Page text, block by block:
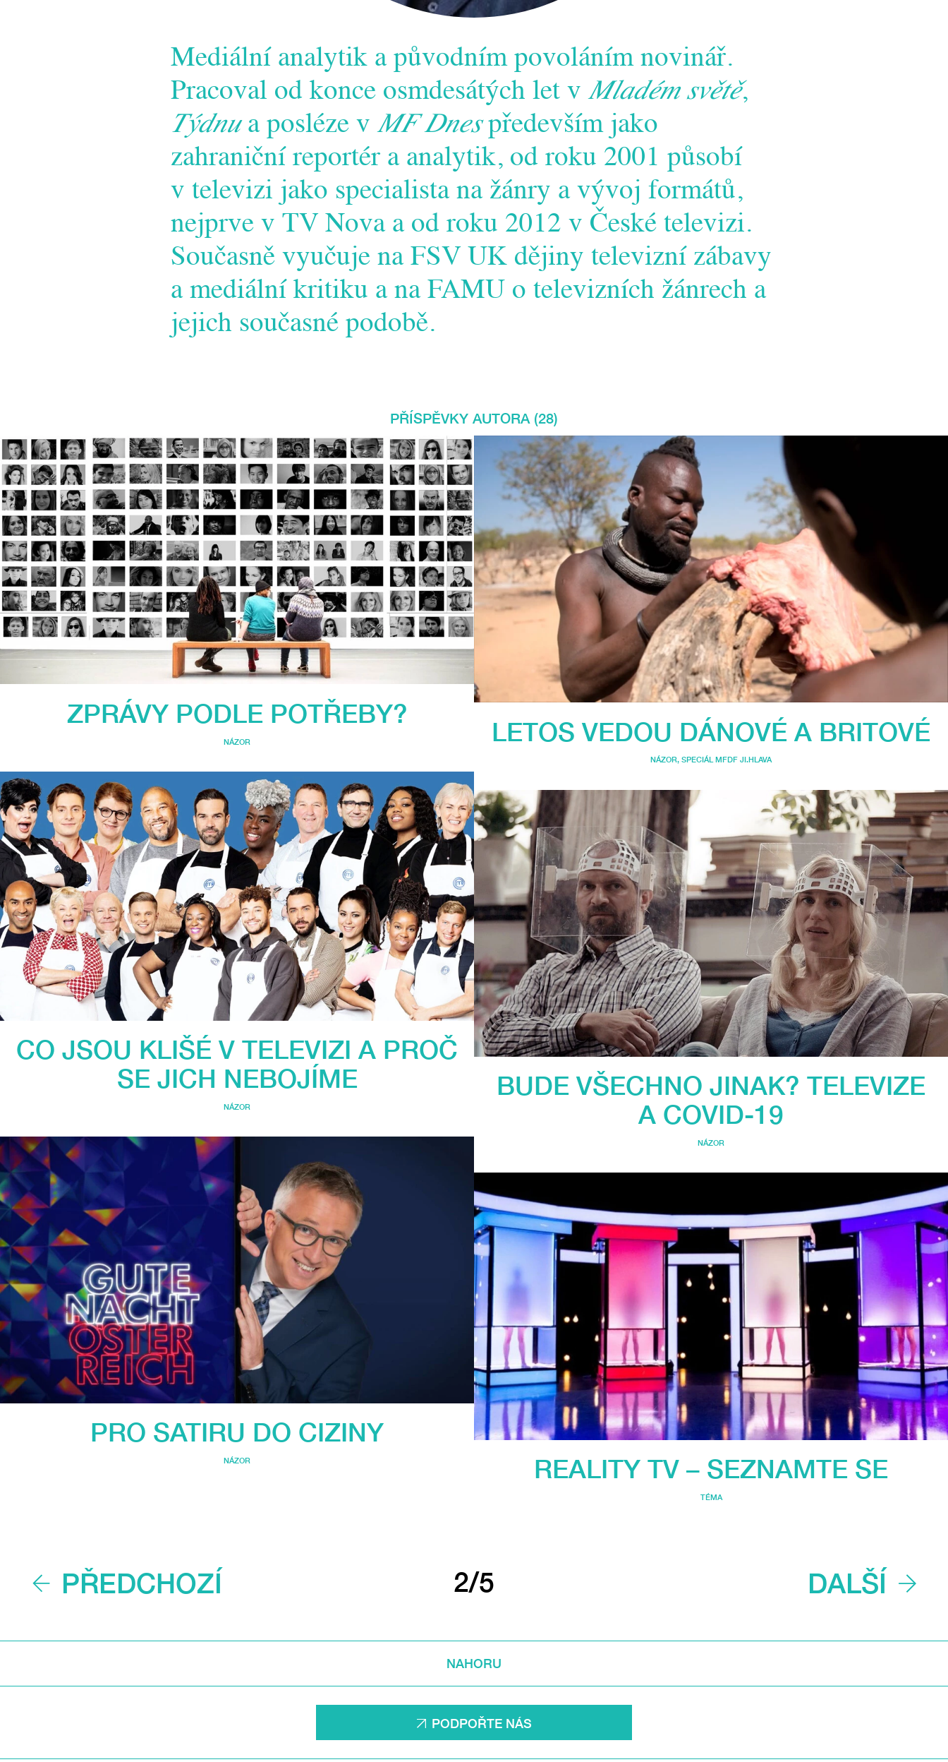
Mediální analytik a původním povoláním novinář.
Pracoval od konce osmdesátých let vMladém světě,
Týdnua posléze vMF Dnespředevším jako
zahraniční reportér a analytik, od roku 2001 působí
v televizi jako specialista na žánry a vývoj formátů,
nejprve v TV Nova a od roku 2012 v České televizi.
Současně vyučuje na FSV UK dějiny televizní zábavy
a mediální kritiku a na FAMU o televizních žánrech a
jejich současné podobě.
PŘÍSPĚVKY AUTORA (28)
ZPRÁVY PODLE POTŘEBY?
NÁZOR
CO JSOU KLIŠÉ V TELEVIZI A PROČ
SE JICH NEBOJÍME
NÁZOR
PRO SATIRU DO CIZINY
NÁZOR
LETOS VEDOU DÁNOVÉ A BRITOVÉ
NÁZOR, SPECIÁL MFDF JI.HLAVA
BUDE VŠECHNO JINAK? TELEVIZE
A COVID-19
NÁZOR
REALITY TV – SEZNAMTE SE
TÉMA
PŘEDCHOZÍ 2/5 DALŠÍ
NAHORU
PODPOŘTE NÁS